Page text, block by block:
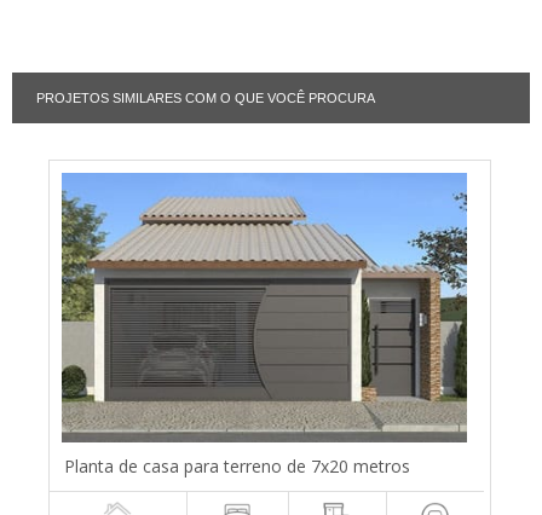
PROJETOS SIMILARES COM O QUE VOCÊ PROCURA
Planta de casa para terreno de 7x20 metros